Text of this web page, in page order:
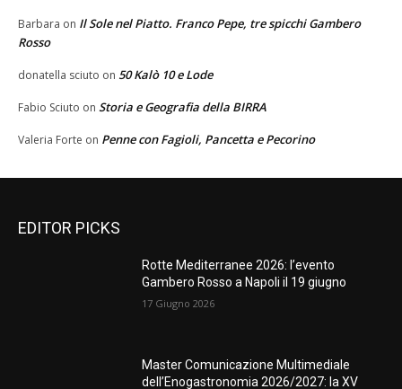
Barbara on Il Sole nel Piatto. Franco Pepe, tre spicchi Gambero
Rosso
donatella sciuto on 50 Kalò 10 e Lode
Fabio Sciuto on Storia e Geografia della BIRRA
Valeria Forte on Penne con Fagioli, Pancetta e Pecorino
EDITOR PICKS
Rotte Mediterranee 2026: l’evento
Gambero Rosso a Napoli il 19 giugno
17 Giugno 2026
Master Comunicazione Multimediale
dell’Enogastronomia 2026/2027: la XV